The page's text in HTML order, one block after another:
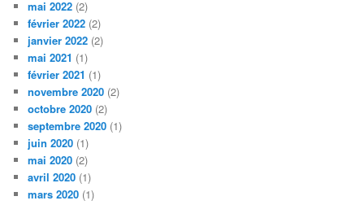
mai 2022 (2)
février 2022 (2)
janvier 2022 (2)
mai 2021 (1)
février 2021 (1)
novembre 2020 (2)
octobre 2020 (2)
septembre 2020 (1)
juin 2020 (1)
mai 2020 (2)
avril 2020 (1)
mars 2020 (1)